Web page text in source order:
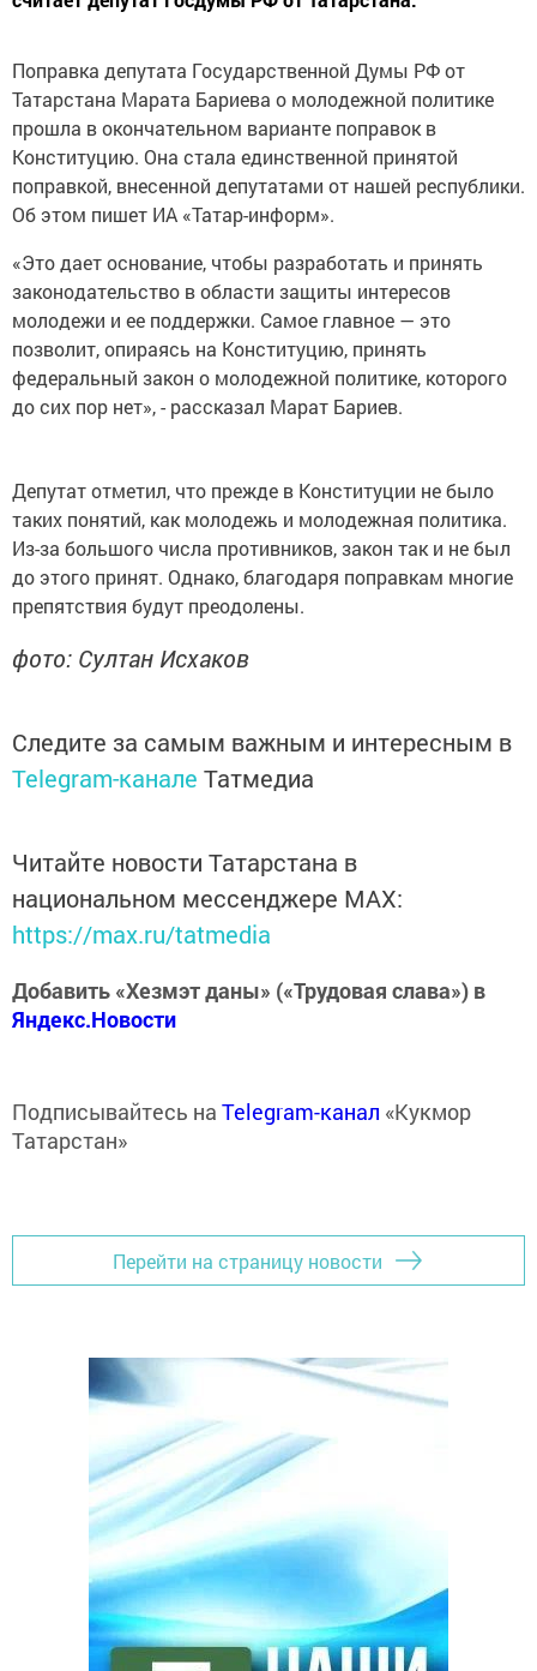
Поправка депутата Государственной Думы РФ от
Татарстана Марата Бариева о молодежной политике
прошла в окончательном варианте поправок в
Конституцию. Она стала единственной принятой
поправкой, внесенной депутатами от нашей республики.
Об этом пишет ИА «Татар-информ».
«Это дает основание, чтобы разработать и принять
законодательство в области защиты интересов
молодежи и ее поддержки. Самое главное — это
позволит, опираясь на Конституцию, принять
федеральный закон о молодежной политике, которого
до сих пор нет», - рассказал Марат Бариев.
Депутат отметил, что прежде в Конституции не было
таких понятий, как молодежь и молодежная политика.
Из-за большого числа противников, закон так и не был
до этого принят. Однако, благодаря поправкам многие
препятствия будут преодолены.
фото: Султан Исхаков
Следите за самым важным и интересным в
Telegram-канале Татмедиа
Читайте новости Татарстана в
национальном мессенджере MАХ:
https://max.ru/tatmedia
Добавить «Хезмэт даны» («Трудовая слава») в
Яндекс.Новости
Подписывайтесь на Telegram-канал «Кукмор
Татарстан»
Перейти на страницу новости